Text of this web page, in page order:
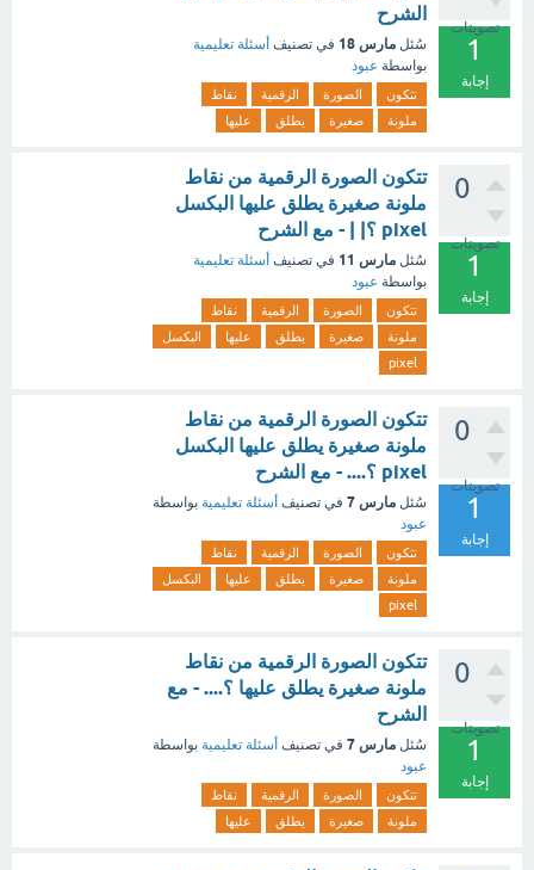
تصويتات
1
إجابة
الشرح
سُئل مارس 18 في تصنيف أسئلة تعليمية
بواسطة عبود
تتكون الصورة الرقمية
نقاط
ملونة
صغيرة يطلق عليها
0
تصويتات
1
إجابة
تتكون الصورة الرقمية من نقاط
ملونة صغيرة يطلق عليها البكسل
pixel ؟| | - مع الشرح
سُئل مارس 11 في تصنيف أسئلة تعليمية
بواسطة عبود
تتكون الصورة الرقمية
نقاط
ملونة
صغيرة يطلق عليها
البكسل
pixel
0
تصويتات
1
إجابة
تتكون الصورة الرقمية من نقاط
ملونة صغيرة يطلق عليها البكسل
pixel ؟.... - مع الشرح
سُئل مارس 7 في تصنيف أسئلة تعليمية بواسطة
عبود
تتكون الصورة الرقمية
نقاط
ملونة
صغيرة يطلق عليها
البكسل
pixel
0
تصويتات
1
إجابة
تتكون الصورة الرقمية من نقاط
ملونة صغيرة يطلق عليها ؟.... - مع
الشرح
سُئل مارس 7 في تصنيف أسئلة تعليمية بواسطة
عبود
تتكون الصورة الرقمية
نقاط
ملونة
صغيرة يطلق عليها